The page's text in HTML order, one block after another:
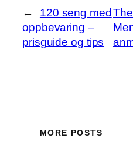
←
120 seng med
oppbevaring –
prisguide og tips
MORE POSTS